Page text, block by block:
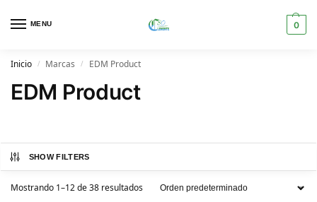
MENU 0
Inicio / Marcas / EDM Product
EDM Product
SHOW FILTERS
Mostrando 1–12 de 38 resultados